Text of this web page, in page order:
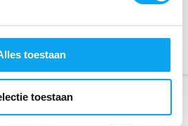
toestaan
toestaan
14.00 uur, vandaag verzonden
Vergelijk